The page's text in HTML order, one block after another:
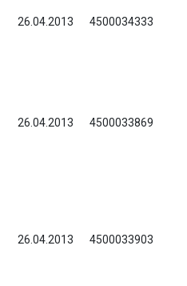
26.04.2013 4500034333
26.04.2013 4500033869
26.04.2013 4500033903